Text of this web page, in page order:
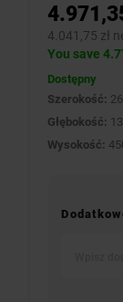
4.041,75 zł
You save
Dostępny
Szerokość:
Głębokość:
Wysokość: